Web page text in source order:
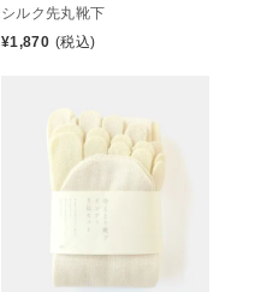
シルク先丸靴下
¥1,870 (税込)